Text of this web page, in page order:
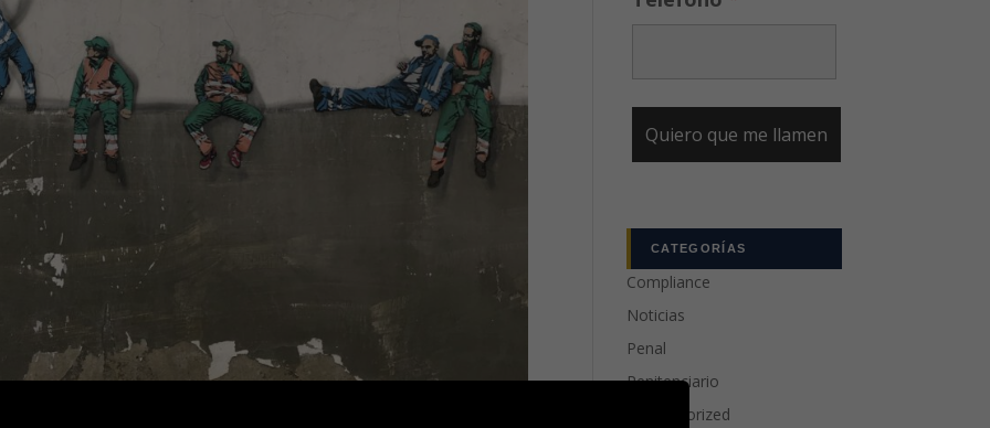
CATEGORÍAS
Compliance
Noticias
Penal
Penitenciario
Uncategorized